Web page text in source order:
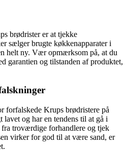
brødrister er at tjekke
sælger brugte køkkenapparater i
helt ny. Vær opmærksom på, at du
garantien og tilstanden af produktet,
forfalskede Krups brødristere på
og har en tendens til at gå i
troværdige forhandlere og tjek
virker for god til at være sand, er